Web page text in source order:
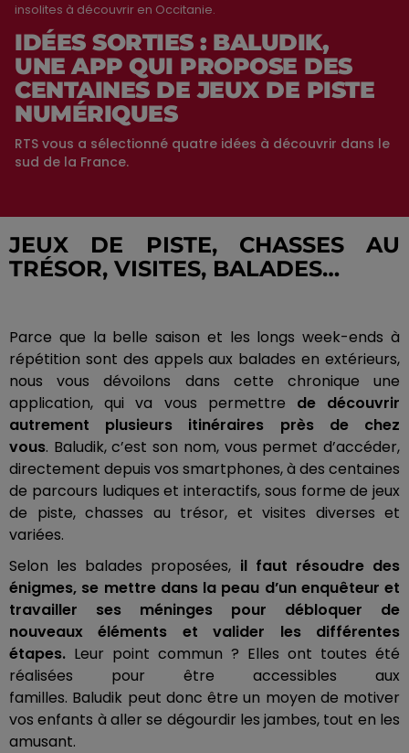
insolites à découvrir en Occitanie.
IDÉES SORTIES : BALUDIK,
UNE APP QUI PROPOSE DES
CENTAINES DE JEUX DE PISTE
NUMÉRIQUES
RTS vous a sélectionné quatre idées à découvrir dans le
sud de la France.
JEUX DE PISTE, CHASSES AU
TRÉSOR, VISITES, BALADES…
Parce que la belle saison et les longs week-ends à
répétition sont des appels aux balades en extérieurs,
nous vous dévoilons dans cette chronique une
application, qui va vous permettre de découvrir
autrement plusieurs itinéraires près de chez
vous. Baludik, c’est son nom, vous permet d’accéder,
directement depuis vos smartphones, à des centaines
de parcours ludiques et interactifs, sous forme de jeux
de piste, chasses au trésor, et visites diverses et
variées.
Selon les balades proposées, il faut résoudre des
énigmes, se mettre dans la peau d’un enquêteur et
travailler ses méninges pour débloquer de
nouveaux éléments et valider les différentes
étapes. Leur point commun ? Elles ont toutes été
réalisées pour être accessibles aux
familles. Baludik peut donc être un moyen de motiver
vos enfants à aller se dégourdir les jambes, tout en les
amusant.